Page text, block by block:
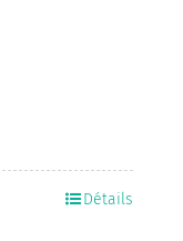
Détails